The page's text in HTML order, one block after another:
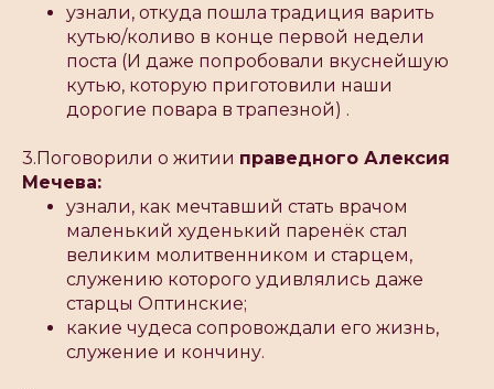
узнали, откуда пошла традиция варить
кутью/коливо в конце первой недели
поста (И даже попробовали вкуснейшую
кутью, которую приготовили наши
дорогие повара в трапезной) .
3.Поговорили о житии праведного Алексия
Мечева:
узнали, как мечтавший стать врачом
маленький худенький паренёк стал
великим молитвенником и старцем,
служению которого удивлялись даже
старцы Оптинские;
какие чудеса сопровождали его жизнь,
служение и кончину.